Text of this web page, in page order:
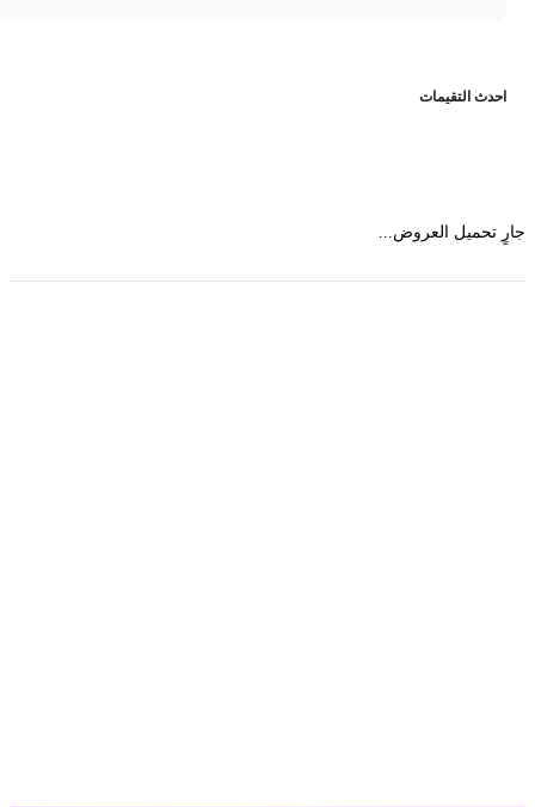
التقيمات
تحميل العروض...